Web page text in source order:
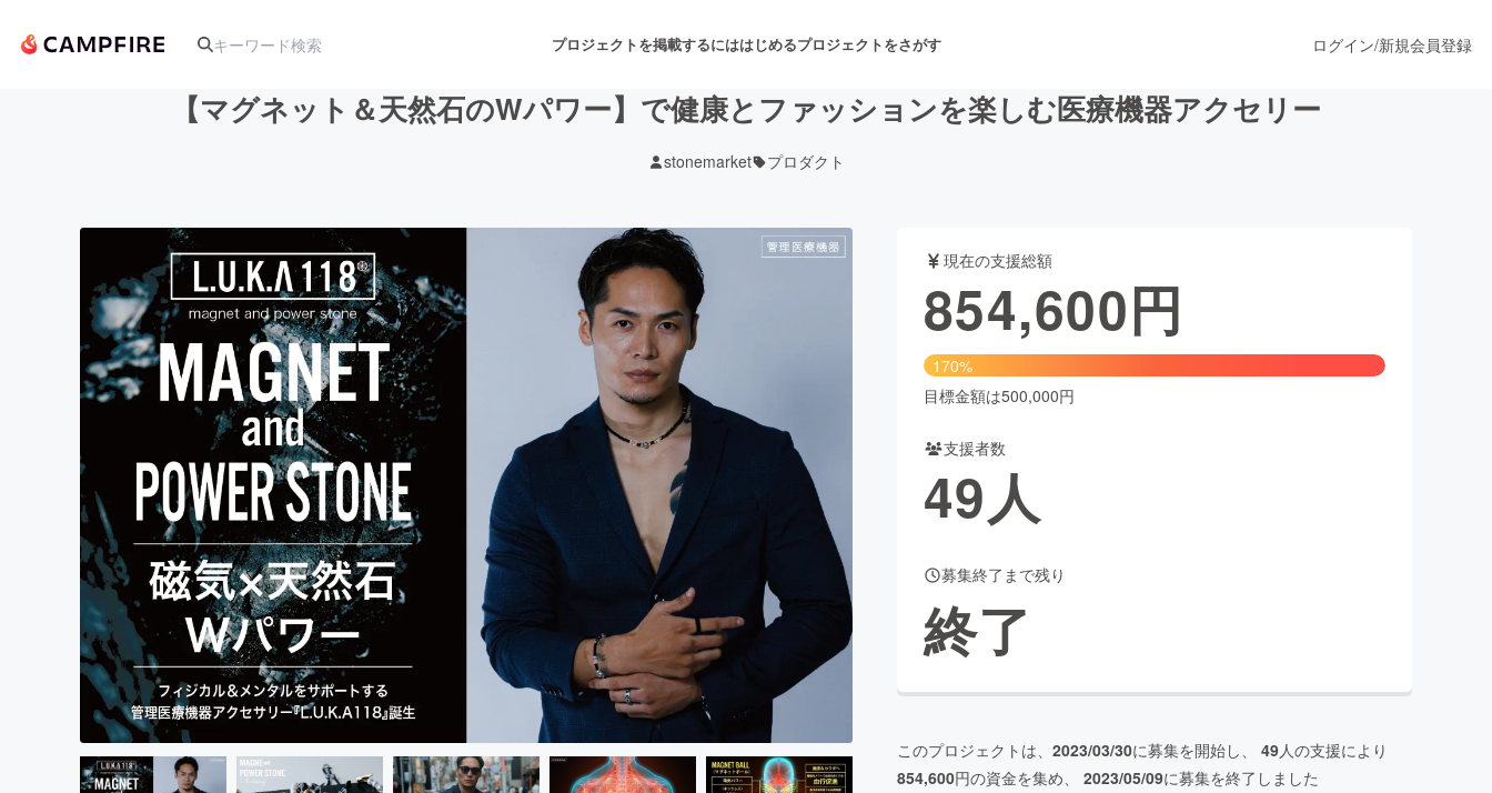
プロジェクトを掲載するにははじめるプロジェクトをさがす
アート・写真 舞台・パフォーマンス
テクノロジー・ガジェット ゲーム・サービス開発 ファッション
映像・映画 書籍・雑誌出版
ビジネス・起業 チャレンジ ビューティー・ヘルスケア
まちづくり・地域活性化
CAMPFIRE for Social GoodCAMPFIRE Creation
CAMPFIREふるさと納税
machi-ya コミュニティ
ログイン/新規会員登録
【マグネット＆天然石のWパワー】で健康とファッションを楽しむ医療機器アクセリー
stonemarket プロダクト
現在の支援総額
854,600円
170%
目標金額は500,000円
支援者数
49人
募集終了まで残り
終了
このプロジェクトは、 2023/03/30に募集を開始し、 49人の支援により
854,600円の資金を集め、 2023/05/09に募集を終了しました